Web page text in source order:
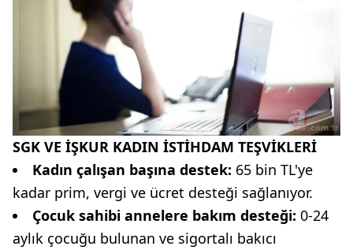
SGK VE İŞKUR KADIN İSTİHDAM TEŞVİKLERİ
Kadın çalışan başına destek: 65 bin TL'ye
kadar prim, vergi ve ücret desteği sağlanıyor.
Çocuk sahibi annelere bakım desteği: 0-24
aylık çocuğu bulunan ve sigortalı bakıcı